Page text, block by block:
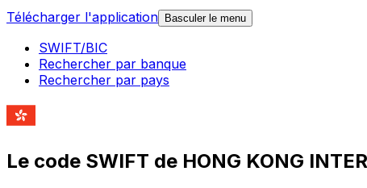
Télécharger l'application Basculer le menu
SWIFT/BIC
Rechercher par banque
Rechercher par pays
Le code SWIFT de HONG KONG